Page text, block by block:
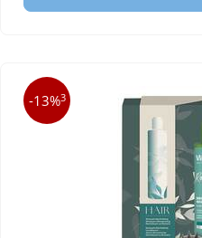
-13%3